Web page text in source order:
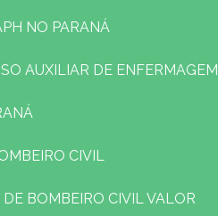
NO PARANÁ
AUXILIAR DE ENFERMAGEM
CIVIL
DE BOMBEIRO CIVIL VALOR